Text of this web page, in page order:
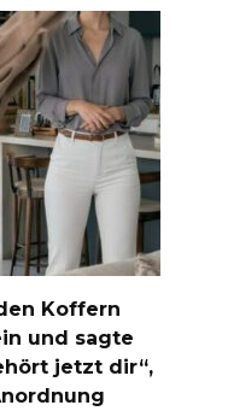
Koffern
und sagte
jetzt dir“,